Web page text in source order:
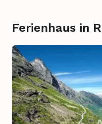
Ferienhaus in